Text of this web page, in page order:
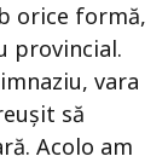
orice formă,
provincial.
vara
să
Acolo am